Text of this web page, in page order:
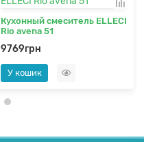
Кухонный смеситель ELLECI
Rio avena 51
9769грн
У кошик